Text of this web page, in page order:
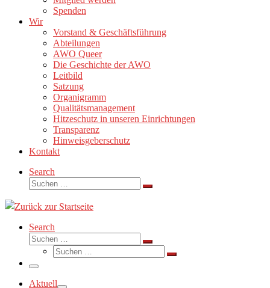
Spenden
Wir
Vorstand & Geschäftsführung
Abteilungen
AWO Queer
Die Geschichte der AWO
Leitbild
Satzung
Organigramm
Qualitätsmanagement
Hitzeschutz in unseren Einrichtungen
Transparenz
Hinweisgeberschutz
Kontakt
Search
Suche
Suchen …
Search
Suche
Suchen …
Suche
Suchen …
Menü
Aktuell